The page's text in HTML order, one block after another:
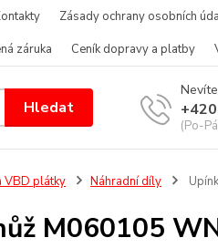
Zásady ochrany osobních
záruka Ceník dopravy a platby
Hledat
(Po-
VBD plátky Náhradní díly
M060105